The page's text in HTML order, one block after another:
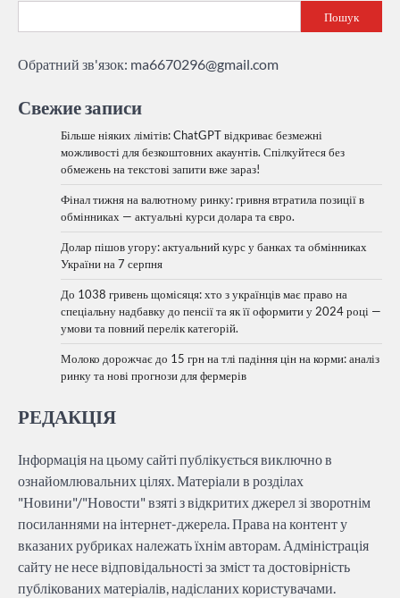
Пошук
Обратний зв'язок: ma6670296@gmail.com
Свежие записи
Більше ніяких лімітів: ChatGPT відкриває безмежні
можливості для безкоштовних акаунтів. Спілкуйтеся без
обмежень на текстові запити вже зараз!
Фінал тижня на валютному ринку: гривня втратила позиції в
обмінниках — актуальні курси долара та євро.
Долар пішов угору: актуальний курс у банках та обмінниках
України на 7 серпня
До 1038 гривень щомісяця: хто з українців має право на
спеціальну надбавку до пенсії та як її оформити у 2024 році —
умови та повний перелік категорій.
Молоко дорожчає до 15 грн на тлі падіння цін на корми: аналіз
ринку та нові прогнози для фермерів
РЕДАКЦІЯ
Інформація на цьому сайті публікується виключно в
ознайомлювальних цілях. Матеріали в розділах
"Новини"/"Новости" взяті з відкритих джерел зі зворотнім
посиланнями на інтернет-джерела. Права на контент у
вказаних рубриках належать їхнім авторам. Адміністрація
сайту не несе відповідальності за зміст та достовірність
публікованих матеріалів, надісланих користувачами.